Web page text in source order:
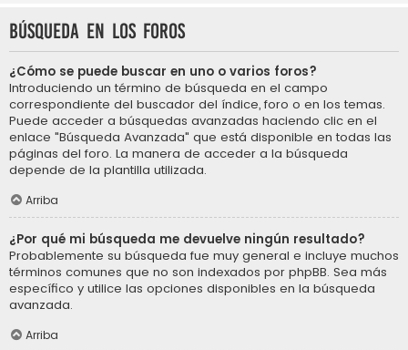
Búsqueda en los foros
¿Cómo se puede buscar en uno o varios foros?
Introduciendo un término de búsqueda en el campo
correspondiente del buscador del índice, foro o en los temas.
Puede acceder a búsquedas avanzadas haciendo clic en el
enlace "Búsqueda Avanzada" que está disponible en todas las
páginas del foro. La manera de acceder a la búsqueda
depende de la plantilla utilizada.
Arriba
¿Por qué mi búsqueda me devuelve ningún resultado?
Probablemente su búsqueda fue muy general e incluye muchos
términos comunes que no son indexados por phpBB. Sea más
específico y utilice las opciones disponibles en la búsqueda
avanzada.
Arriba